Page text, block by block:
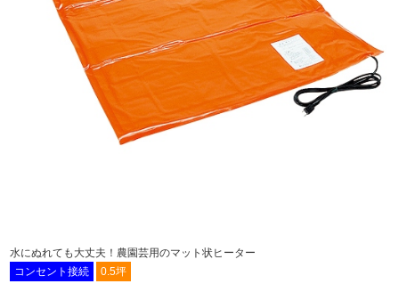
水にぬれても大丈夫！農園芸用のマット状ヒーター
コンセント接続
0.5坪